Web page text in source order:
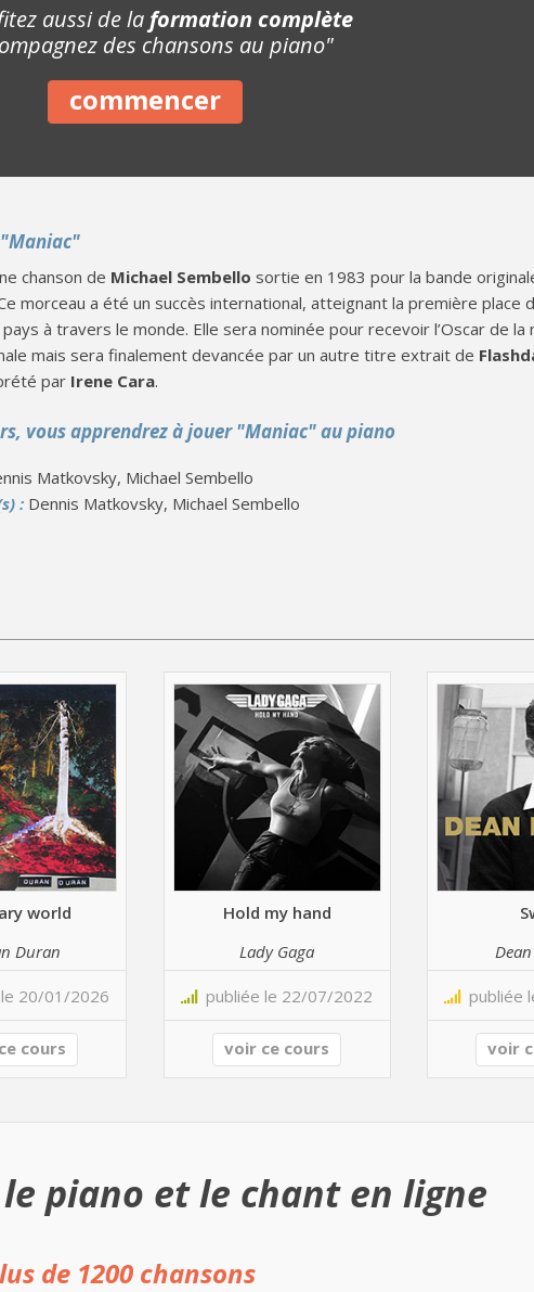
aussi de la formation complète
des chansons au piano"
commencer
chanson de Michael Sembello sortie en 1983 pour la bande
morceau a été un succès international, atteignant la première place
à travers le monde. Elle sera nominée pour recevoir l’Oscar de la
mais sera finalement devancée par un autre titre extrait de
par Irene Cara.
vous apprendrez à jouer "Maniac" au piano
Matkovsky, Michael Sembello
: Dennis Matkovsky, Michael Sembello
world
Duran
20/01/2026
cours
Hold my hand
Lady Gaga
publiée le 22/07/2022
voir ce cours
publiée
voir
piano et le chant en ligne
de 1200 chansons